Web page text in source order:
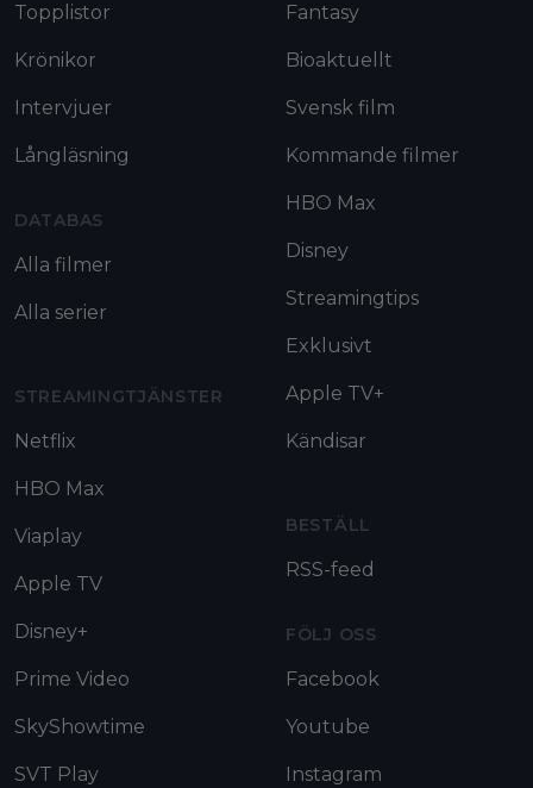
Topplistor
Krönikor
Intervjuer
Långläsning
DATABAS
Alla filmer
Alla serier
STREAMINGTJÄNSTER
Netflix
HBO Max
Viaplay
Apple TV
Disney+
Prime Video
SkyShowtime
SVT Play
Fantasy
Bioaktuellt
Svensk film
Kommande filmer
HBO Max
Disney
Streamingtips
Exklusivt
Apple TV+
Kändisar
BESTÄLL
RSS-feed
FÖLJ OSS
Facebook
Youtube
Instagram